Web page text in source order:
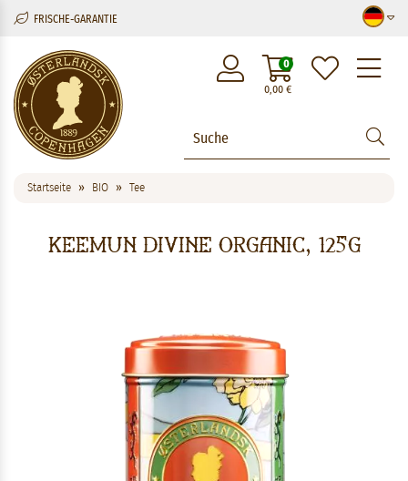
FRISCHE-GARANTIE
0,00€
0
Startseite BIO Tee
Keemun Divine Organic, 125g